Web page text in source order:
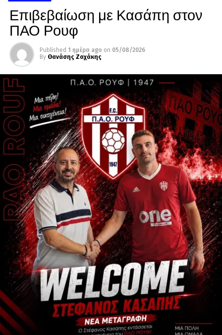
Επιβεβαίωση με Κασάπη στον
ΠΑΟ Ρουφ
Published 1 ημέρα ago on 05/08/2026
By Θανάσης Ζαχάκης